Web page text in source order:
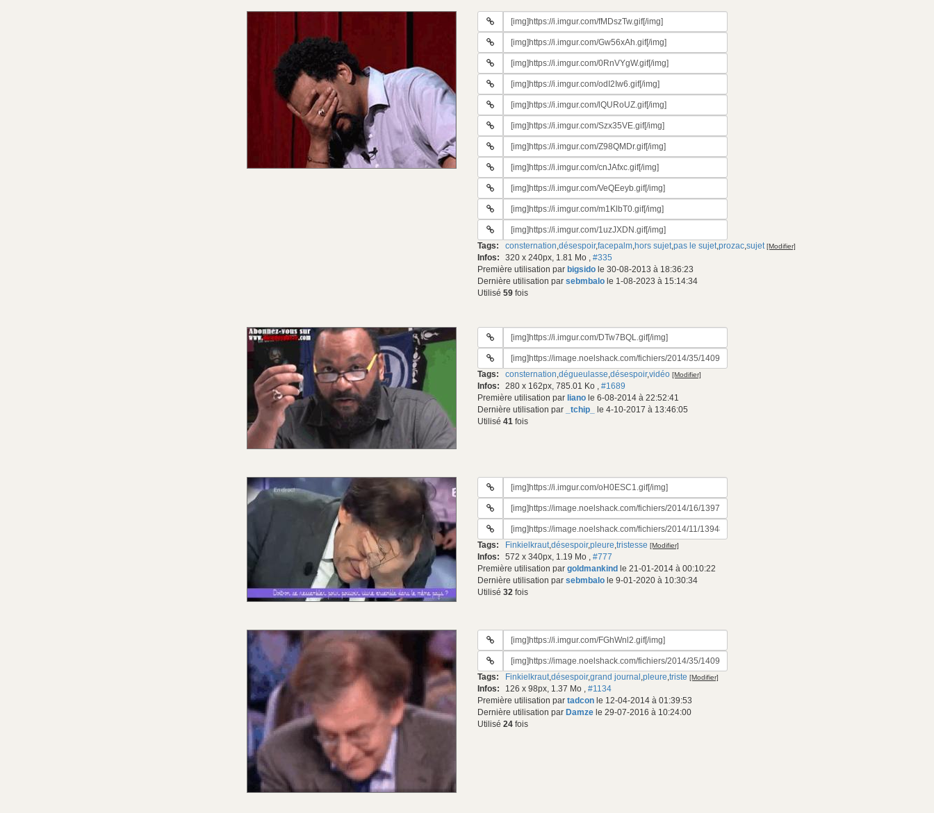
URL
gif:
URL
gif:
URL
gif:
URL
gif:
URL
gif:
URL
gif:
URL
gif:
URL
gif:
URL
gif:
URL
#10
gif:
URL
du
gif:
Tags: consternation,désespoir,facepalm,hors sujet,pas le sujet,prozac,sujet [Modifier]
Infos: 320 x 240px, 1.81 Mo , #335
Première utilisation par bigsido le 30-08-2013 à 18:36:23
Dernière utilisation par sebmbalo le 1-08-2023 à 15:14:34
Utilisé 59 fois
URL
gif:
URL
du
gif:
Tags: consternation,dégueulasse,désespoir,vidéo [Modifier]
Infos: 280 x 162px, 785.01 Ko , #1689
Première utilisation par liano le 6-08-2014 à 22:52:41
Dernière utilisation par
_tchip_
le 4-10-2017 à 13:46:05
Utilisé 41 fois
URL
gif:
URL
gif:
URL
du
gif:
Tags: Finkielkraut,désespoir,pleure,tristesse [Modifier]
Infos: 572 x 340px, 1.19 Mo , #777
Première utilisation par goldmankind le 21-01-2014 à 00:10:22
Dernière utilisation par sebmbalo le 9-01-2020 à 10:30:34
Utilisé 32 fois
URL
gif:
URL
du
gif:
Tags: Finkielkraut,désespoir,grand journal ,pleure,triste [Modifier]
Infos: 126 x 98px, 1.37 Mo , #1134
Première utilisation par tadcon le 12-04-2014 à 01:39:53
Dernière utilisation par Damze le 29-07-2016 à 10:24:00
Utilisé 24 fois